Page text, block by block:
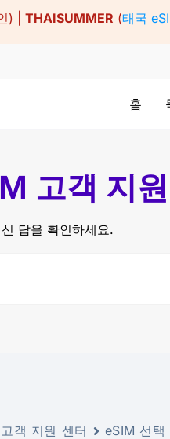
) | THAISUMMER (태국
홈
고객 지
답을 확인하세요.
객 지원 센터 eSIM 선택